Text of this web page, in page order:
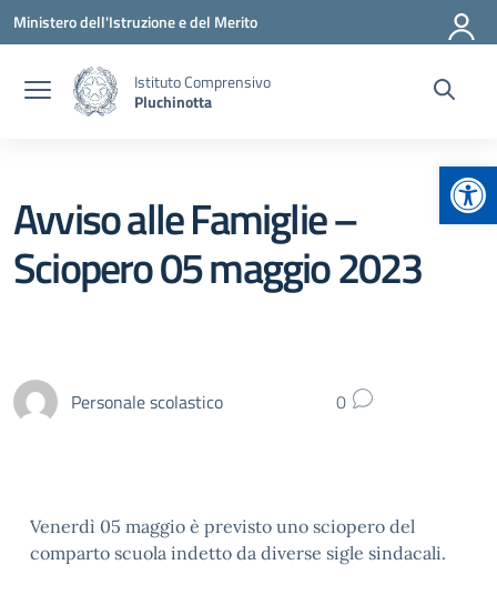
Vai ai contenuti
Vai al menu di navigazione
Vai al footer
Ministero dell'Istruzione e del Merito
Istituto Comprensivo
Pluchinotta
Avviso alle Famiglie –
Sciopero 05 maggio 2023
Personale scolastico 0
Venerdì 05 maggio è previsto uno sciopero del
comparto scuola indetto da diverse sigle sindacali.